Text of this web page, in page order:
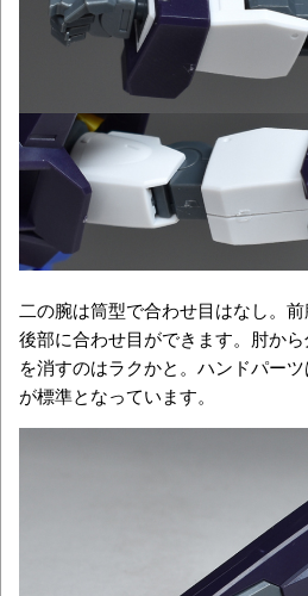
二の腕は筒型で合わせ目はなし。
後部に合わせ目ができます。肘か
を消すのはラクかと。ハンドパー
が標準となっています。